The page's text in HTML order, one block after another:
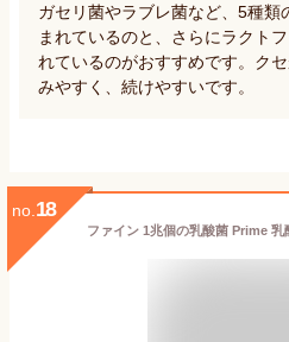
ガセリ菌やラブレ菌など、5種類
まれているのと、さらにラクト
れているのがおすすめです。ク
みやすく、続けやすいです。
no. 18